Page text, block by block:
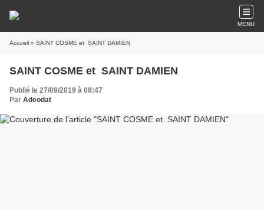
MENU
Accueil » SAINT COSME et SAINT DAMIEN
SAINT COSME et SAINT DAMIEN
Publié le 27/09/2019 à 08:47
Par Adeodat